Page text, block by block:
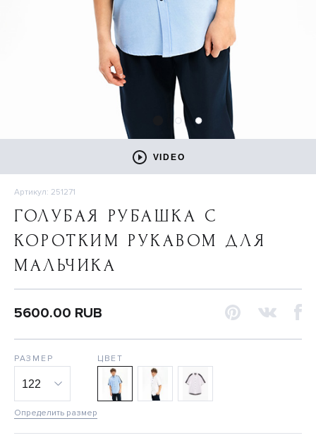
VIDEO
Артикул: 251271
ГОЛУБАЯ РУБАШКА С
КОРОТКИМ РУКАВОМ ДЛЯ
МАЛЬЧИКА
5600.00 RUB
РАЗМЕР
Определить размер
ЦВЕТ